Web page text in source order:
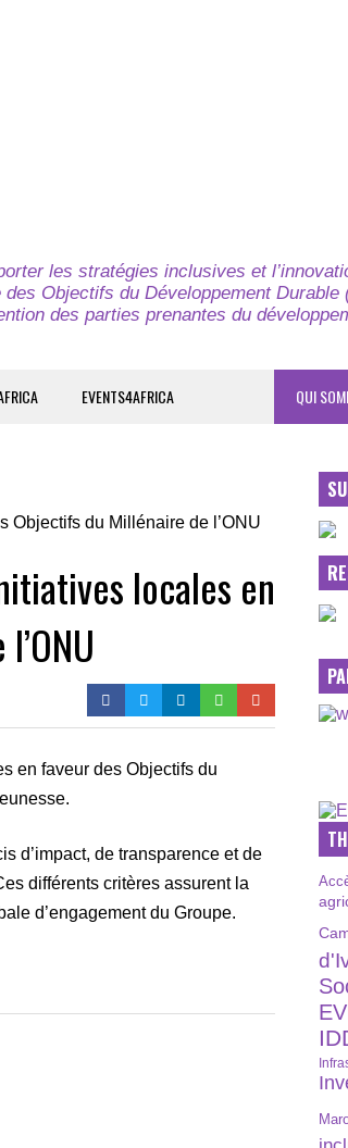
les stratégies inclusives et
Objectifs du Développement Durable
des parties prenantes du
EVENTS4AFRICA QUI
locales en
en faveur des Objectifs du
d’impact, de transparence et de
différents critères assurent la
d’engagement du Groupe.